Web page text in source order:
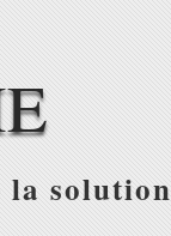
la solution